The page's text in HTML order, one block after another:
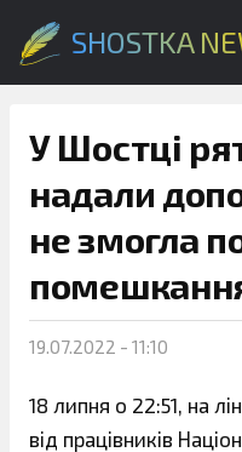
SHOSTKA
У Шостці
надали
не змогла
19.07.2022 - 11:10
18 липня о 22:51, на
від працівників